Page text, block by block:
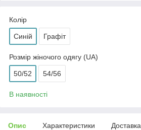
Колір
Синій Графіт
Розмір жіночого одягу (UA)
50/52 54/56
В наявності
Опис Характеристики Доставка